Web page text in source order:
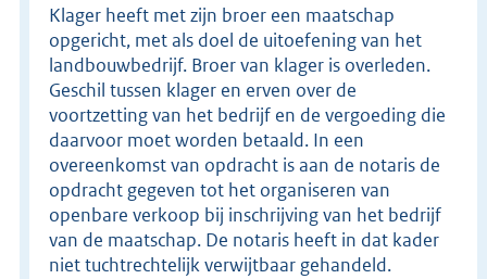
Klager heeft met zijn broer een maatschap
opgericht, met als doel de uitoefening van het
landbouwbedrijf. Broer van klager is overleden.
Geschil tussen klager en erven over de
voortzetting van het bedrijf en de vergoeding die
daarvoor moet worden betaald. In een
overeenkomst van opdracht is aan de notaris de
opdracht gegeven tot het organiseren van
openbare verkoop bij inschrijving van het bedrijf
van de maatschap. De notaris heeft in dat kader
niet tuchtrechtelijk verwijtbaar gehandeld.